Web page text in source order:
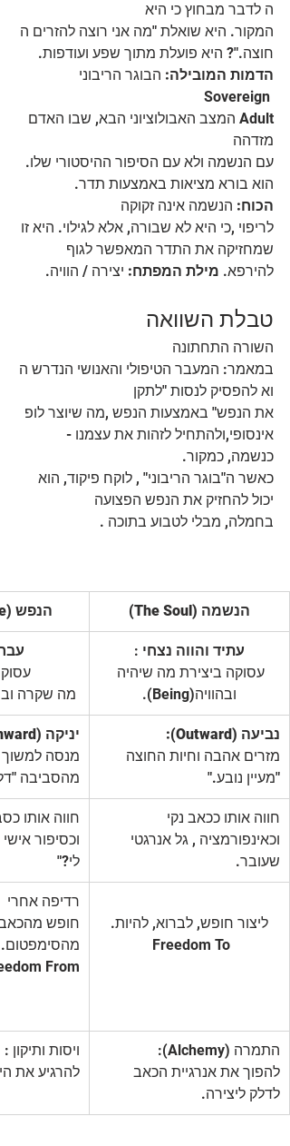
ה לדבר מבחוץ כי היא
המקור. היא שואלת "מה אני רוצה להזרים ה
חוצה."? היא פועלת מתוך שפע ועודפות.
הדמות המובילה: הבוגר הריבוני
Sovereign
Adult המצב האבולוציוני הבא, שבו האדם
מזדהה
עם הנשמה ולא עם הסיפור ההיסטורי שלו.
הוא בורא מציאות באמצעות תדר.
הכוח: הנשמה אינה זקוקה
לריפוי ,כי היא לא שבורה, אלא לגילוי. היא זו
שמחזיקה את התדר המאפשר לגוף
להירפא. מילת המפתח: יצירה / הוויה.
טבלת השוואה
השורה התחתונה
במאמר: המעבר הטיפולי והאנושי הנדרש ה
וא להפסיק לנסות "לתקן
את הנפש" באמצעות הנפש ,מה שיוצר לופ
אינסופי,ולהתחיל לזהות את עצמנו -
כנשמה, כמקור.
כאשר ה"בוגר הריבוני" , לוקח פיקוד, הוא
יכול להחזיק את הנפש הפצועה
בחמלה, מבלי לטבוע בתוכה .
(The Soul) הנשמה (The Psyche) הנפש
עתיד והווה נצחי :
עסוקה ביצירת מה שיהיה
ובהוויה(Being).
מה שקרה
נביעה (Outward):
מזרים אהבה וחיות החוצה
"מעיין נובע."
יניקה (Inward):
מנסה למשוך
מהסביבה
חווה אותו ככאב נקי
וכאינפורמציה , גל אנרגטי
שעובר.
חווה אותו
וכסיפור
לי?"
ליצור חופש, לברוא, להיות.
Freedom To
רדיפה אחרי
חופש
מהסימפטום.
From
התמרה (Alchemy):
להפוך את אנרגיית הכאב
לדלק ליצירה.
ויסות ותיקון :
להרגיע את